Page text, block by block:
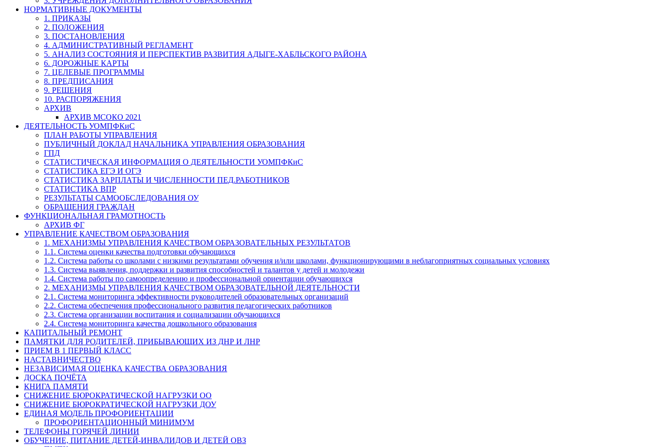
НОРМАТИВНЫЕ ДОКУМЕНТЫ
1. ПРИКАЗЫ
2. ПОЛОЖЕНИЯ
3. ПОСТАНОВЛЕНИЯ
4. АДМИНИСТРАТИВНЫЙ РЕГЛАМЕНТ
5. АНАЛИЗ СОСТОЯНИЯ И ПЕРСПЕКТИВ РАЗВИТИЯ АДЫГЕ-ХАБЛЬСКОГО РАЙОНА
6. ДОРОЖНЫЕ КАРТЫ
7. ЦЕЛЕВЫЕ ПРОГРАММЫ
8. ПРЕДПИСАНИЯ
9. РЕШЕНИЯ
10. РАСПОРЯЖЕНИЯ
АРХИВ
АРХИВ МСОКО 2021
ДЕЯТЕЛЬНОСТЬ УОМПФКиС
ПЛАН РАБОТЫ УПРАВЛЕНИЯ
ПУБЛИЧНЫЙ ДОКЛАД НАЧАЛЬНИКА УПРАВЛЕНИЯ ОБРАЗОВАНИЯ
ГПД
СТАТИСТИЧЕСКАЯ ИНФОРМАЦИЯ О ДЕЯТЕЛЬНОСТИ УОМПФКиС
СТАТИСТИКА ЕГЭ И ОГЭ
СТАТИСТИКА ЗАРПЛАТЫ И ЧИСЛЕННОСТИ ПЕД.РАБОТНИКОВ
СТАТИСТИКА ВПР
РЕЗУЛЬТАТЫ САМООБСЛЕДОВАНИЯ ОУ
ОБРАЩЕНИЯ ГРАЖДАН
ФУНКЦИОНАЛЬНАЯ ГРАМОТНОСТЬ
АРХИВ ФГ
УПРАВЛЕНИЕ КАЧЕСТВОМ ОБРАЗОВАНИЯ
1. МЕХАНИЗМЫ УПРАВЛЕНИЯ КАЧЕСТВОМ ОБРАЗОВАТЕЛЬНЫХ РЕЗУЛЬТАТОВ
1.1. Система оценки качества подготовки обучающихся
1.2. Система работы со школами с низкими результатами обучения и/или школами, функционирующими в неблагоприятных социальных условиях
1.3. Система выявления, поддержки и развития способностей и талантов у детей и молодежи
1.4. Система работы по самоопределению и профессиональной ориентации обучающихся
2. МЕХАНИЗМЫ УПРАВЛЕНИЯ КАЧЕСТВОМ ОБРАЗОВАТЕЛЬНОЙ ДЕЯТЕЛЬНОСТИ
2.1. Система мониторинга эффективности руководителей образовательных организаций
2.2. Система обеспечения профессионального развития педагогических работников
2.3. Система организации воспитания и социализации обучающихся
2.4. Система мониторинга качества дошкольного образования
КАПИТАЛЬНЫЙ РЕМОНТ
ПАМЯТКИ ДЛЯ РОДИТЕЛЕЙ, ПРИБЫВАЮЩИХ ИЗ ДНР И ЛНР
ПРИЕМ В 1 ПЕРВЫЙ КЛАСС
НАСТАВНИЧЕСТВО
НЕЗАВИСИМАЯ ОЦЕНКА КАЧЕСТВА ОБРАЗОВАНИЯ
ДОСКА ПОЧЁТА
КНИГА ПАМЯТИ
СНИЖЕНИЕ БЮРОКРАТИЧЕСКОЙ НАГРУЗКИ ОО
СНИЖЕНИЕ БЮРОКРАТИЧЕСКОЙ НАГРУЗКИ ДОУ
ЕДИНАЯ МОДЕЛЬ ПРОФОРИЕНТАЦИИ
ПРОФОРИЕНТАЦИОННЫЙ МИНИМУМ
ТЕЛЕФОНЫ ГОРЯЧЕЙ ЛИНИИ
ОБУЧЕНИЕ, ПИТАНИЕ ДЕТЕЙ-ИНВАЛИДОВ И ДЕТЕЙ ОВЗ